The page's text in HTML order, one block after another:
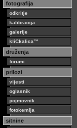
fotografija
odkritje
kalibracija
galerije
kliCkalica™
druženja
forumi
prilozi
vijesti
oglasnik
pojmovnik
fotokemija
sitnine